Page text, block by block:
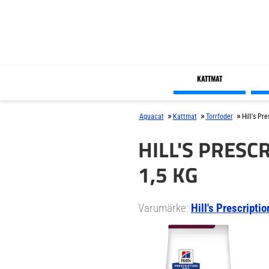
KATTMAT
Aquacat » Kattmat » Torrfoder » Hill's
HILL'S
1,5 KG
Varumärke: Hill's